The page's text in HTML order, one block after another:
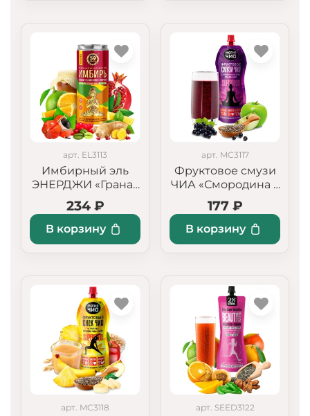
арт. EL3113
Имбирный эль
ЭНЕРДЖИ «Гранат
+ Лимонник +
Гуарана», слабо
газированный
234 ₽
В корзину
арт. MC3117
Фруктовое смузи
ЧИА «Смородина +
Яблоко»
177 ₽
В корзину
арт. MC3118 арт. SEED3122